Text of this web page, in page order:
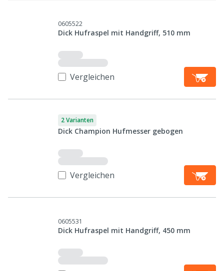
0605522
Dick Hufraspel mit Handgriff, 510 mm
Vergleichen
2 Varianten
Dick Champion Hufmesser gebogen
Vergleichen
0605531
Dick Hufraspel mit Handgriff, 450 mm